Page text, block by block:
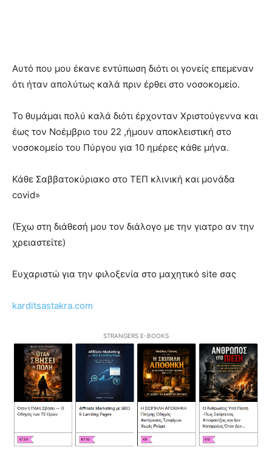
Αυτό που μου έκανε εντύπωση διότι οι γονείς επεμεναν
ότι ήταν απολύτως καλά πριν έρθει στο νοσοκομείο.
Το θυμάμαι πολύ καλά διότι έρχονταν Χριστούγεννα και
έως τον Νοέμβριο του 22 ,ήμουν αποκλειστική στο
νοσοκομείο του Πύργου για 10 ημέρες κάθε μήνα.
Κάθε Σαββατοκύριακο στο ΤΕΠ κλινική και μονάδα
covid»
(Έχω στη διάθεσή μου τον διάλογο με την γιατρο αν την
χρειαστείτε)
Ευχαριστώ για την φιλοξενία στο μαχητικό site σας
karditsastakra.com
STRANGERS E-BOOKS